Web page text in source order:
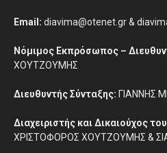
Email: diavima@otenet.gr &
Νόμιμος Εκπρόσωπος –
ΧΟΥΤΖΟΥΜΗΣ
Διευθυντής Σύνταξης: ΓΙΑΝΝΗΣ
Διαχειριστής και Δικαιούχος
ΧΡΙΣΤΟΦΟΡΟΣ ΧΟΥΤΖΟΥΜΗΣ &